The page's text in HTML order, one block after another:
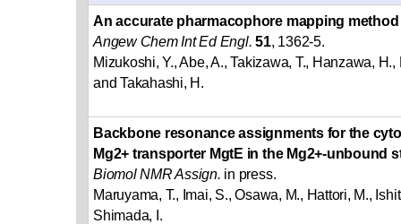
An accurate pharmacophore mapping
Angew Chem Int Ed Engl. 51, 1362-5.
Mizukoshi, Y., Abe, A., Takizawa, T., Hanzawa,
and Takahashi, H.
Backbone resonance assignments for the
Mg2+ transporter MgtE in the Mg2+-unbound
Biomol NMR Assign. in press.
Maruyama, T., Imai, S., Osawa, M., Hattori, M.,
Shimada, I.